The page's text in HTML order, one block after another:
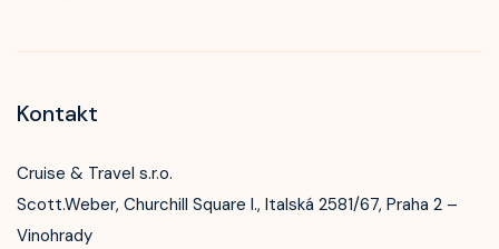
Kontakt
Cruise & Travel s.r.o.
Scott.Weber, Churchill Square I., Italská 2581/67, Praha 2 –
Vinohrady